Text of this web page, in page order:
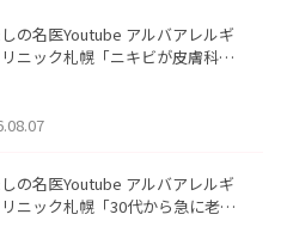
の名医Youtube アルバアレルギ
ニック札幌「ニキビが皮膚科で
。
の名医Youtube アルバアレルギ
ニック札幌「30代から急に老け